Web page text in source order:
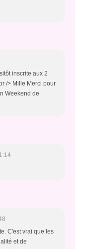
inscrite aux 2
/> Mille Merci pour
Weekend de
C'est vrai que les
et de